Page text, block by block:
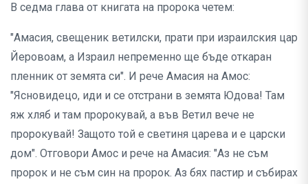
В седма глава от книгата на пророка четем:
"Амасия, свещеник ветилски, прати при израилския цар
Йеровоам, а Израил непременно ще бъде откаран
пленник от земята си". И рече Амасия на Амос:
"Ясновидецо, иди и се отстрани в земята Юдова! Там
яж хляб и там пророкувай, а във Ветил вече не
пророкувай! Защото той е светиня царева и е царски
дом". Отговори Амос и рече на Амасия: "Аз не съм
пророк и не съм син на пророк. Аз бях пастир и събирах